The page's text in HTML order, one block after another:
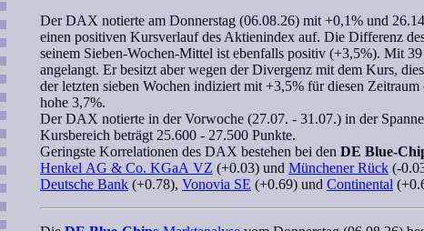
DerDAX notierte am Donnerstag (06.08.26) mit +0,1% und
einen positiven Kursverlauf des Aktienindex auf. Die Differenz
seinem Sieben-Wochen-Mittel ist ebenfalls positiv (+3,5%). Mit
angelangt. Er besitzt aber wegen der Divergenz mit dem Kurs,
der letzten sieben Wochen indiziert mit +3,5% für diesen
hohe 3,7%.
DerDAX notierte in der Vorwoche (27.07. - 31.07.) in der
Kursbereich beträgt 25.600 - 27.500 Punkte.
Geringste Korrelationen des DAX bestehen bei den DE Blue-
Henkel AG & Co. KGaA VZ (+0.03) und Münchener Rück (-
Deutsche Bank (+0.78), Vonovia SE (+0.69) und Continental